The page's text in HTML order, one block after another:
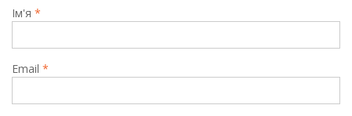
Ім'я *
Email *